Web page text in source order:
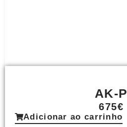
AK-P
675€
Adicionar ao carrinho